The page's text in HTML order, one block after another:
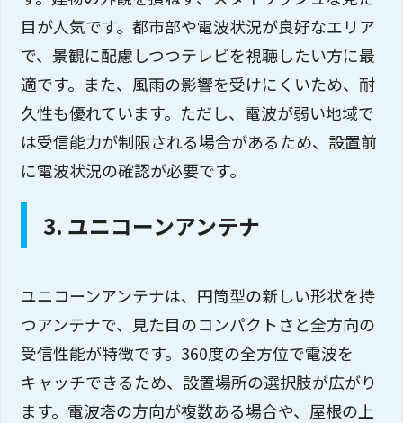
目が人気です。都市部や電波状況が良好なエリア
で、景観に配慮しつつテレビを視聴したい方に最
適です。また、風雨の影響を受けにくいため、耐
久性も優れています。ただし、電波が弱い地域で
は受信能力が制限される場合があるため、設置前
に電波状況の確認が必要です。
3. ユニコーンアンテナ
ユニコーンアンテナは、円筒型の新しい形状を持
つアンテナで、見た目のコンパクトさと全方向の
受信性能が特徴です。360度の全方位で電波を
キャッチできるため、設置場所の選択肢が広がり
ます。電波塔の方向が複数ある場合や、屋根の上